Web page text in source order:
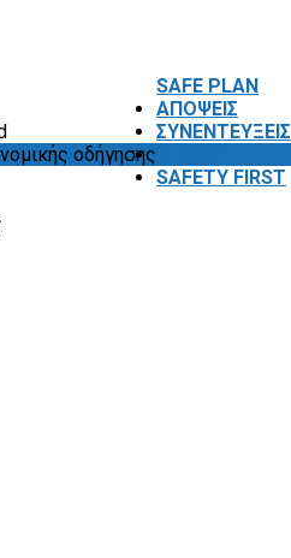
SAFE PLAN
οδήγησης
ΑΠΟΨΕΙΣ
ΣΥΝΕΝΤΕΥΞΕΙΣ
SAFETY FIRST